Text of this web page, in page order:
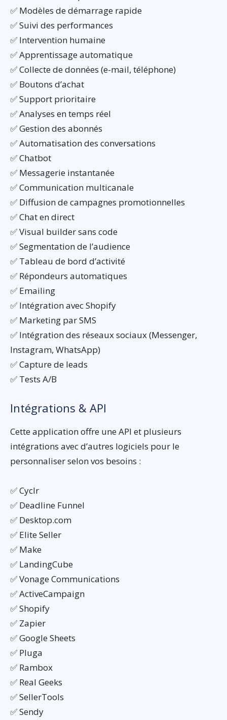
✅ Modèles de démarrage rapide
✅ Suivi des performances
✅ Intervention humaine
✅ Apprentissage automatique
✅ Collecte de données (e-mail, téléphone)
✅ Boutons d’achat
✅ Support prioritaire
✅ Analyses en temps réel
✅ Gestion des abonnés
✅ Automatisation des conversations
✅ Chatbot
✅ Messagerie instantanée
✅ Communication multicanale
✅ Diffusion de campagnes promotionnelles
✅ Chat en direct
✅ Visual builder sans code
✅ Segmentation de l’audience
✅ Tableau de bord d’activité
✅ Répondeurs automatiques
✅ Emailing
✅ Intégration avec Shopify
✅ Marketing par SMS
✅ Intégration des réseaux sociaux (Messenger,
Instagram, WhatsApp)
✅ Capture de leads
✅ Tests A/B
Intégrations & API
Cette application offre une API et plusieurs
intégrations avec d’autres logiciels pour le
personnaliser selon vos besoins :
✅ Cyclr
✅ Deadline Funnel
✅ Desktop.com
✅ Elite Seller
✅ Make
✅ LandingCube
✅ Vonage Communications
✅ ActiveCampaign
✅ Shopify
✅ Zapier
✅ Google Sheets
✅ Pluga
✅ Rambox
✅ Real Geeks
✅ SellerTools
✅ Sendy